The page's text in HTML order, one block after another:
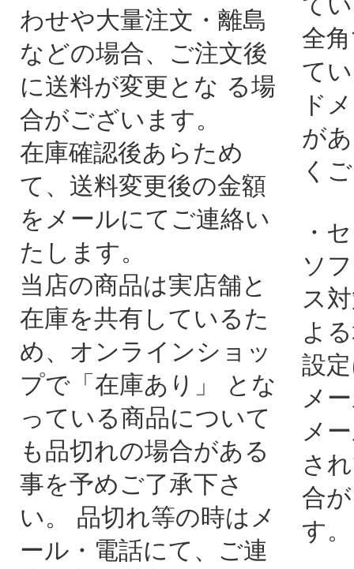
わせや大量注文・離島
などの場合、ご注文後
に送料が変更とな る場
合がございます。
在庫確認後あらため
て、送料変更後の金額
をメールにてご連絡い
たします。
当店の商品は実店舗と
在庫を共有しているた
め、オンラインショッ
プで「在庫あり」 とな
っている商品について
も品切れの場合がある
事を予めご了承下さ
い。 品切れ等の時はメ
ール・電話にて、ご連
全
て
ド
が
く
・
ソ
ス
よ
設
メ
メ
さ
合
す。